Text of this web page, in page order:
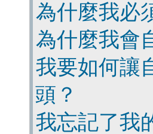
為什麼我必
為什麼我會
我要如何讓
頭？
我忘記了我